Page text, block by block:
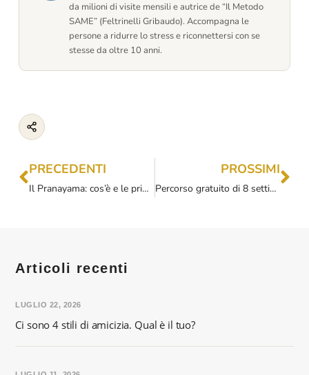
da milioni di visite mensili e autrice de “Il Metodo
SAME” (Feltrinelli Gribaudo). Accompagna le
persone a ridurre lo stress e riconnettersi con se
stesse da oltre 10 anni.
PRECEDENTI
Il Pranayama: cos’è e le principali tecniche di respirazione
PROSSIMI
Percorso gratuito di 8 settimane: tu e gli 8 rami di Patanjali- MESE 1
Articoli recenti
Ci sono 4 stili di amicizia. Qual è il tuo?
LUGLIO 22, 2026